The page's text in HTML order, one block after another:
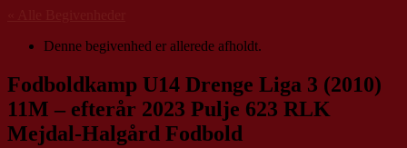
Denne begivenhed er allerede afholdt.
Fodboldkamp U14 Drenge Liga 3 (2010)
11M – efterår 2023 Pulje 623 RLK
Mejdal-Halgård Fodbold